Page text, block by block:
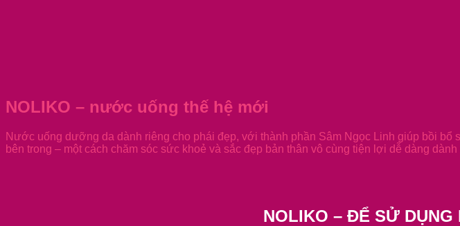
NOLIKO – nước uống thế hệ mới
Nước uống dưỡng da dành riêng cho phái đẹp, với thành phần Sâm Ngọc Linh giúp bồi
bên trong – một cách chăm sóc sức khoẻ và sắc đẹp bản thân vô cùng tiện lợi dễ dàng
NOLIKO – ĐỂ SỬ DỤNG